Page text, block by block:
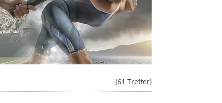
(61 Treffer)